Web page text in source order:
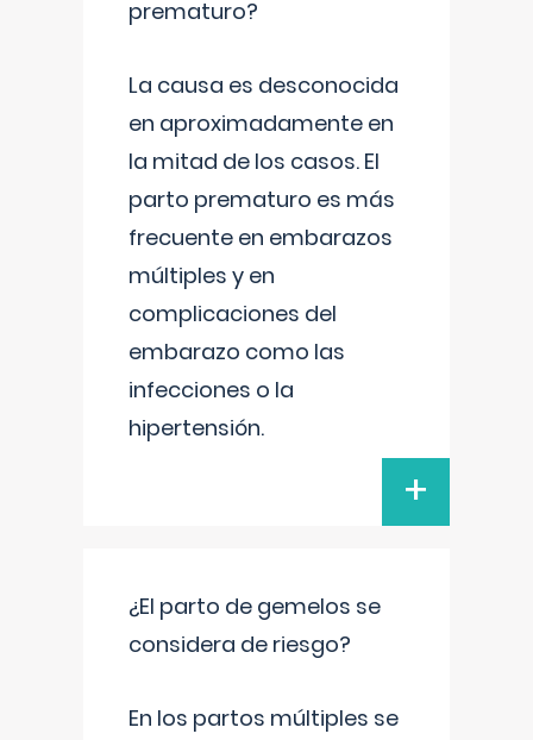
prematuro?
La causa es desconocida
en aproximadamente en
la mitad de los casos. El
parto prematuro es más
frecuente en embarazos
múltiples y en
complicaciones del
embarazo como las
infecciones o la
hipertensión.
+
¿El parto de gemelos se
considera de riesgo?
En los partos múltiples se